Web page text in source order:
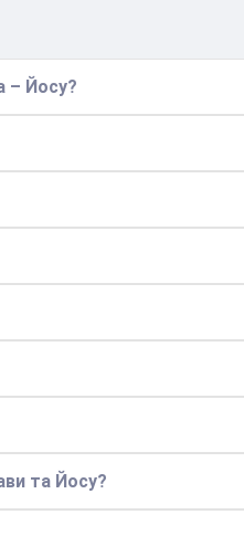
– Йосу?
та Йосу?